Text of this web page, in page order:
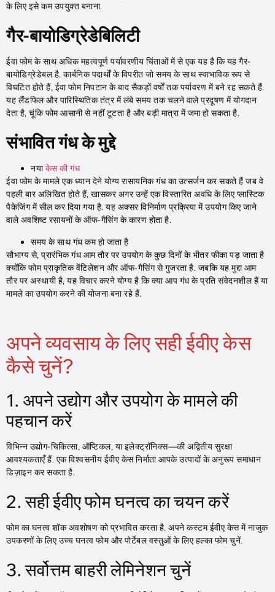
के लिए इसे कम उपयुक्त बनाना.
गैर-बायोडिग्रेडेबिलिटी
ईवा फोम के साथ अधिक महत्वपूर्ण पर्यावरणीय चिंताओं में से एक यह है कि यह गैर-
बायोडिग्रेडेबल है. कार्बनिक पदार्थों के विपरीत जो समय के साथ स्वाभाविक रूप से
विघटित होते हैं, ईवा फोम निपटान के बाद सैकड़ों वर्षों तक पर्यावरण में बने रह सकते हैं.
यह लैंडफिल और पारिस्थितिक तंत्र में लंबे समय तक चलने वाले प्रदूषण में योगदान
देता है, चूंकि फोम आसानी से नहीं टूटता है और बड़ी मात्रा में जमा हो सकता है.
संभावित गंध के मुद्दे
नयाकेस की गंध
ईवा फोम के मामले एक ध्यान देने योग्य रासायनिक गंध का उत्सर्जन कर सकते हैं जब वे
पहली बार अलिखित होते हैं, खासकर अगर उन्हें एक विस्तारित अवधि के लिए प्लास्टिक
पैकेजिंग में सील कर दिया गया है. यह अक्सर विनिर्माण प्रक्रिया में उपयोग किए जाने
वाले अवशिष्ट रसायनों के ऑफ-गैसिंग के कारण होता है.
समय के साथ गंध कम हो जाता है
सौभाग्य से, प्रारंभिक गंध आम तौर पर उपयोग के कुछ दिनों के भीतर फीका पड़ जाता है
क्योंकि फोम प्राकृतिक वेंटिलेशन और ऑफ-गैसिंग से गुजरता है. जबकि यह मुद्दा आम
तौर पर अस्थायी है, यह विचार करने योग्य है कि क्या आप गंध के प्रति संवेदनशील हैं या
मामले का उपयोग करने की योजना बना रहे हैं.
अपने व्यवसाय के लिए सही ईवीए केस
कैसे चुनें?
1. अपने उद्योग और उपयोग के मामले की
पहचान करें
विभिन्न उद्योग-चिकित्सा, ऑप्टिकल, या इलेक्ट्रॉनिक्स—की अद्वितीय सुरक्षा
आवश्यकताएँ हैं. एक विश्वसनीय ईवीए केस निर्माता आपके उत्पादों के अनुरूप समाधान
डिज़ाइन कर सकता है.
2. सही ईवीए फोम घनत्व का चयन करें
फोम का घनत्व शॉक अवशोषण को प्रभावित करता है. अपने कस्टम ईवीए केस में नाजुक
उपकरणों के लिए उच्च घनत्व फोम और पोर्टेबल वस्तुओं के लिए हल्का फोम चुनें.
3. सर्वोत्तम बाहरी लेमिनेशन चुनें